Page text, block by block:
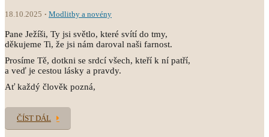
18.10.2025 Modlitby a novény
Pane Ježíši, Ty jsi světlo, které svítí do tmy,
děkujeme Ti, že jsi nám daroval naši farnost.
Prosíme Tě, dotkni se srdcí všech, kteří k ní patří,
a veď je cestou lásky a pravdy.
Ať každý člověk pozná,
ČÍST DÁL